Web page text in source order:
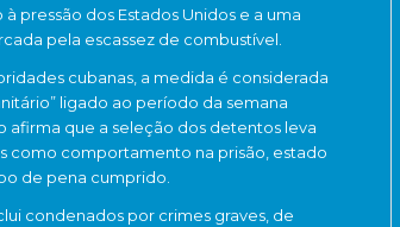
à pressão dos Estados Unidos e a uma
pela escassez de combustível.
cubanas, a medida é considerada
ligado ao período da semana
afirma que a seleção dos detentos leva
como comportamento na prisão, estado
de pena cumprido.
condenados por crimes graves, de